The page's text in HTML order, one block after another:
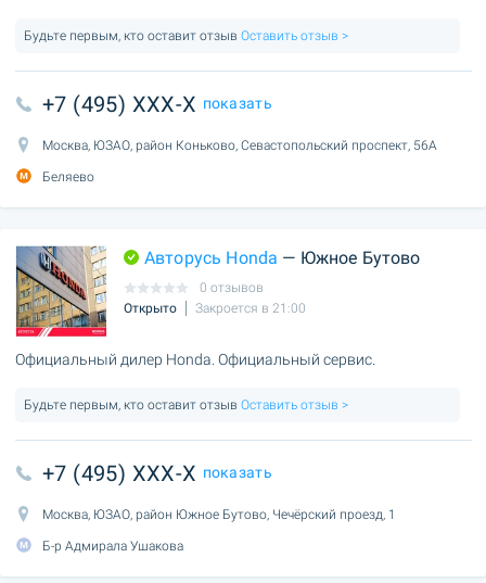
Будьте первым, кто оставит отзыв Оставить отзыв >
+7 (495) XXX-X показать
Москва, ЮЗАО, район Коньково, Севастопольский проспект, 56А
Беляево
Авторусь Honda — Южное Бутово
0 отзывов
Открыто
Закроется в 21:00
Официальный дилер Honda. Официальный сервис.
Будьте первым, кто оставит отзыв Оставить отзыв >
+7 (495) XXX-X показать
Москва, ЮЗАО, район Южное Бутово, Чечёрский проезд, 1
Б-р Адмирала Ушакова